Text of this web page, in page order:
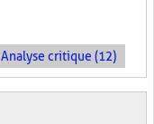
Analyse critique (12)